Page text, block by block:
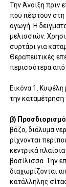
Την Άνοιξη πριν
που πέφτουν
αγωγή. Η
μελισσιών.
συρτάρι για
Θεραπευτικές
περισσότερα από
Εικόνα 1. Κυψέλη
την
β)
βάζο, διάλυμα
ρίχνονται
κεντρικά
βασίλισσα. Την
διαχωρίζονται
κατάλληλης